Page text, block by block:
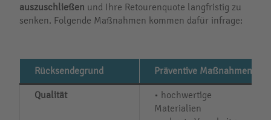
auszuschließen und Ihre Retourenquote langfristig zu
senken. Folgende Maßnahmen kommen dafür infrage:
Rücksendegrund Präventive Maßnahmen
Qualität
• hochwertige
Materialien